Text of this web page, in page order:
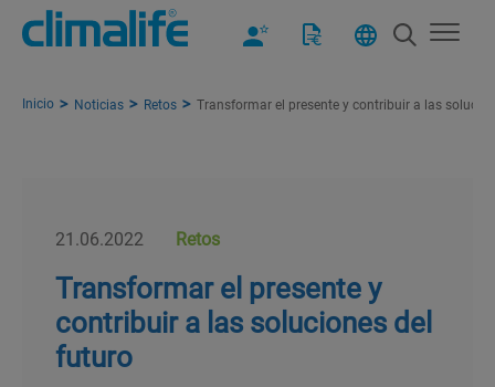
Inicio Noticias Retos Transformar el presente y contribuir a las
21.06.2022 Retos
Transformar el presente y
contribuir a las soluciones del
futuro